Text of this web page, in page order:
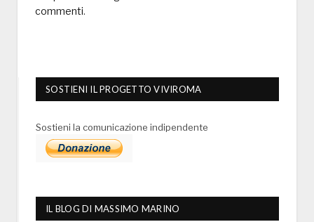
commenti.
SOSTIENI IL PROGETTO VIVIROMA
Sostieni la comunicazione indipendente
IL BLOG DI MASSIMO MARINO